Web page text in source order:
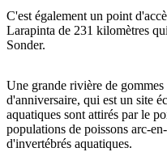
Sign
C'est également un point
Larapinta de 231 kilomètres
Sonder.
Une grande rivière de
d'anniversaire, qui est un site
aquatiques sont attirés par le
populations de poissons arc-
d'invertébrés aquatiques.